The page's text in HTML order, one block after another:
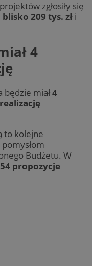
zgłosiły się
blisko 209 tys. zł i
4
będzie miał4
to kolejne
Budżetu. W
propozycje